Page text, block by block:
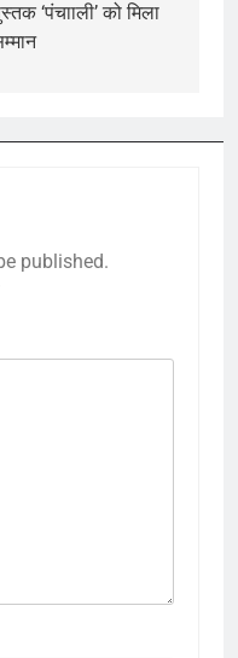
‘पंचााली’ को मिला
published.